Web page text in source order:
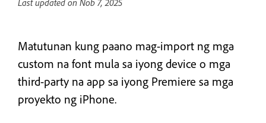
Last updated on Nob 7, 2025
Matutunan kung paano mag-import ng mga
custom na font mula sa iyong device o mga
third-party na app sa iyong Premiere sa mga
proyekto ng iPhone.